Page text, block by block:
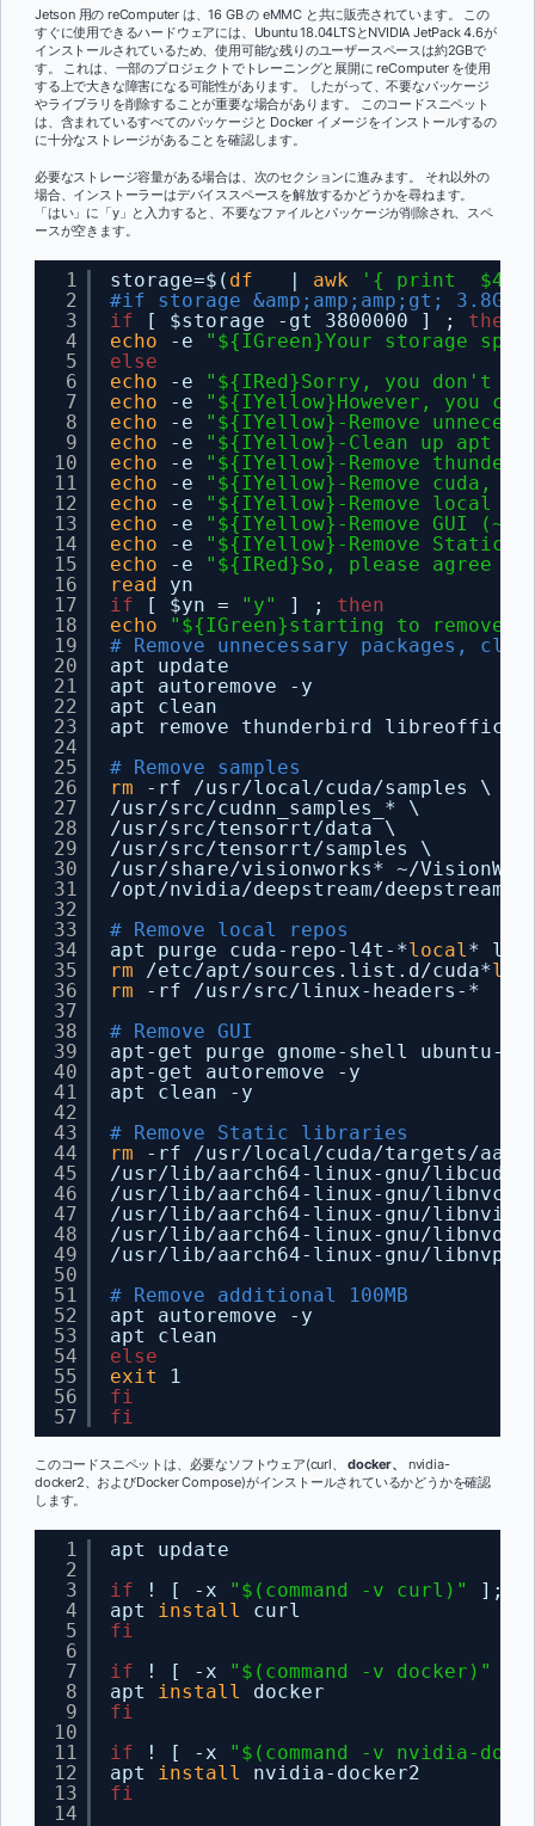
Jetson 用の reComputer は、16 GB の eMMC と共に販売されています。 この
すぐに使用できるハードウェアには、Ubuntu 18.04LTSとNVIDIA JetPack 4.6が
インストールされているため、使用可能な残りのユーザースペースは約2GBで
す。 これは、一部のプロジェクトでトレーニングと展開に reComputer を使用
する上で大きな障害になる可能性があります。 したがって、不要なパッケージ
やライブラリを削除することが重要な場合があります。 このコードスニペット
は、含まれているすべてのパッケージと Docker イメージをインストールするの
に十分なストレージがあることを確認します。
必要なストレージ容量がある場合は、次のセクションに進みます。 それ以外の
場合、インストーラーはデバイススペースを解放するかどうかを尋ねます。
「はい」に「y」と入力すると、不要なファイルとパッケージが削除され、スペ
ースが空きます。
1
2
3
4
5
6
7
8
9
10
11
12
13
14
15
16
17
18
19
20
21
22
23
24
25
26
27
28
29
30
31
32
33
34
35
36
37
38
39
40
41
42
43
44
45
46
47
48
49
50
51
52
53
54
55
56
57
storage=$( df | awk
'{ print  $4
#if storage &amp;amp;amp;gt; 3.8G
if
[ $storage -gt 3800000 ] ; then
echo
-e
"${IGreen}Your storage
else
echo
-e
"${IRed}Sorry, you don't
echo
-e
"${IYellow}However, you
echo
-e
"${IYellow}-Remove
echo
-e
"${IYellow}-Clean up apt
echo
-e
"${IYellow}-Remove
echo
-e
"${IYellow}-Remove cuda,
echo
-e
"${IYellow}-Remove local
echo
-e
"${IYellow}-Remove GUI
echo
-e
"${IYellow}-Remove Static
echo
-e
"${IRed}So, please agree
read
yn
if
[ $yn = "y" ] ; then
echo
"${IGreen}starting to remove
# Remove unnecessary packages,
apt update
apt autoremove -y
apt clean
apt remove thunderbird
# Remove samples
rm
-rf /usr/local/cuda/samples
\
/usr/src/cudnn_samples_ * \
/usr/src/tensorrt/data
\
/usr/src/tensorrt/samples
\
/usr/share/visionworks* ~/
/opt/nvidia/deepstream/deepstream
# Remove local repos
apt purge cuda-repo-l4t-*local*
rm
/etc/apt/sources .list.d/cuda*
rm
-rf /usr/src/linux-headers- *
# Remove GUI
apt-get purge gnome-shell ubuntu-
apt-get autoremove -y
apt clean -y
# Remove Static libraries
rm
-rf /usr/local/cuda/targets/
/usr/lib/aarch64-linux-gnu/libcudnn
/usr/lib/aarch64-linux-gnu/
/usr/lib/aarch64-linux-gnu/
/usr/lib/aarch64-linux-gnu/
/usr/lib/aarch64-linux-gnu/
# Remove additional 100MB
apt autoremove -y
apt clean
else
exit
1
fi
fi
このコードスニペットは、必要なソフトウェア(curl、docker、
nvidia-
docker2、およびDocker Compose)がインストールされているかどうかを確認
します。
1
2
3
4
5
6
7
8
9
10
11
12
13
14
apt update
if
! [ -x "$(command -v curl)" ];
apt install
curl
fi
if
! [ -x "$(command -v docker)"
apt install
docker
fi
if
! [ -x
"$(command -v nvidia-
apt install
nvidia-docker2
fi